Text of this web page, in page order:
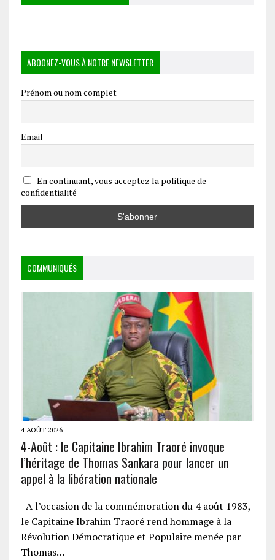
ABOONEZ-VOUS À NOTRE NEWSLETTER
Prénom ou nom complet
Email
En continuant, vous acceptez la politique de
confidentialité
COMMUNIQUÉS
4 AOÛT 2026
4-Août : le Capitaine Ibrahim Traoré invoque
l’héritage de Thomas Sankara pour lancer un
appel à la libération nationale
A l’occasion de la commémoration du 4 août 1983,
le Capitaine Ibrahim Traoré rend hommage à la
Révolution Démocratique et Populaire menée par
Thomas…